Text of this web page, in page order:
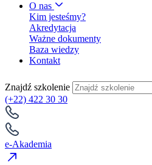
O nas
Kim jesteśmy?
Akredytacja
Ważne dokumenty
Baza wiedzy
Kontakt
Znajdź szkolenie
(+22) 422 30 30
e-Akademia